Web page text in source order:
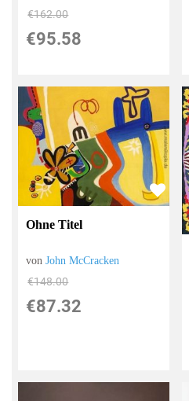
€162.00
€95.58
Ohne Titel
vonJohn McCracken
€148.00
€87.32